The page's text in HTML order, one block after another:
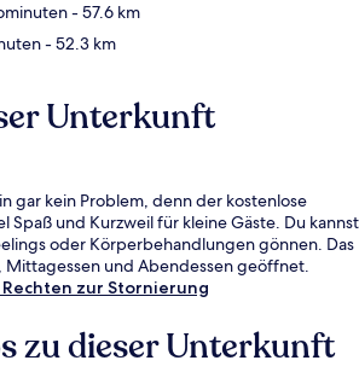
- 57.6 km
- 52.3 km
Unterkunft
gar kein Problem, denn der kostenlose
Spaß und Kurzweil für kleine Gäste. Du kannst
oder Körperbehandlungen gönnen. Das
Mittagessen und Abendessen geöffnet.
zur Stornierung
zu dieser Unterkunft